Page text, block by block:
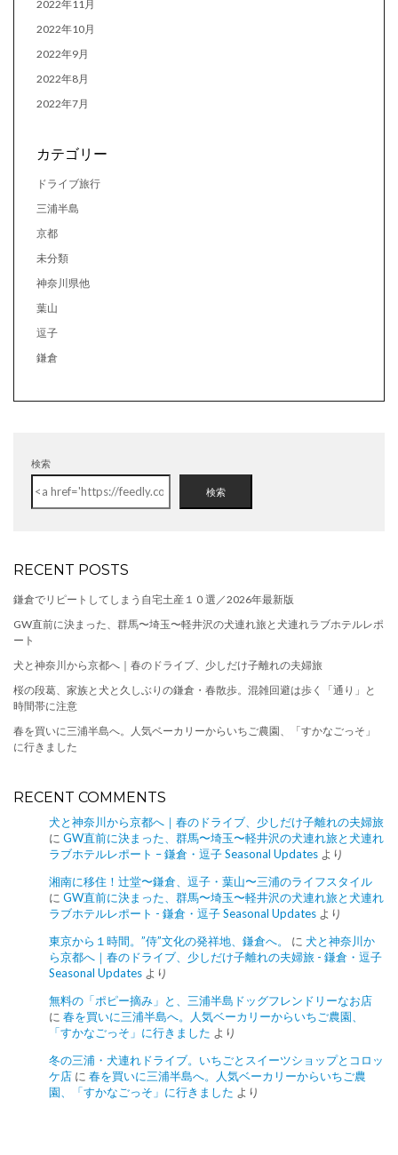
2022年11月
2022年10月
2022年9月
2022年8月
2022年7月
カテゴリー
ドライブ旅行
三浦半島
京都
未分類
神奈川県他
葉山
逗子
鎌倉
検索
検索
RECENT POSTS
鎌倉でリピートしてしまう自宅土産１０選／2026年最新版
GW直前に決まった、群馬〜埼玉〜軽井沢の犬連れ旅と犬連れラブホテルレポ
ート
犬と神奈川から京都へ｜春のドライブ、少しだけ子離れの夫婦旅
桜の段葛、家族と犬と久しぶりの鎌倉・春散歩。混雑回避は歩く「通り」と
時間帯に注意
春を買いに三浦半島へ。人気ベーカリーからいちご農園、「すかなごっそ」
に行きました
RECENT COMMENTS
犬と神奈川から京都へ｜春のドライブ、少しだけ子離れの夫婦旅
に GW直前に決まった、群馬〜埼玉〜軽井沢の犬連れ旅と犬連れ
ラブホテルレポート – 鎌倉・逗子 Seasonal Updates より
湘南に移住！辻堂〜鎌倉、逗子・葉山〜三浦のライフスタイル
に GW直前に決まった、群馬〜埼玉〜軽井沢の犬連れ旅と犬連れ
ラブホテルレポート - 鎌倉・逗子 Seasonal Updates より
東京から１時間。”侍”文化の発祥地、鎌倉へ。
に 犬と神奈川か
ら京都へ｜春のドライブ、少しだけ子離れの夫婦旅 - 鎌倉・逗子
Seasonal Updates より
無料の「ポピー摘み」と、三浦半島ドッグフレンドリーなお店
に 春を買いに三浦半島へ。人気ベーカリーからいちご農園、
「すかなごっそ」に行きました より
冬の三浦・犬連れドライブ。いちごとスイーツショップとコロッ
ケ店 に 春を買いに三浦半島へ。人気ベーカリーからいちご農
園、「すかなごっそ」に行きました より